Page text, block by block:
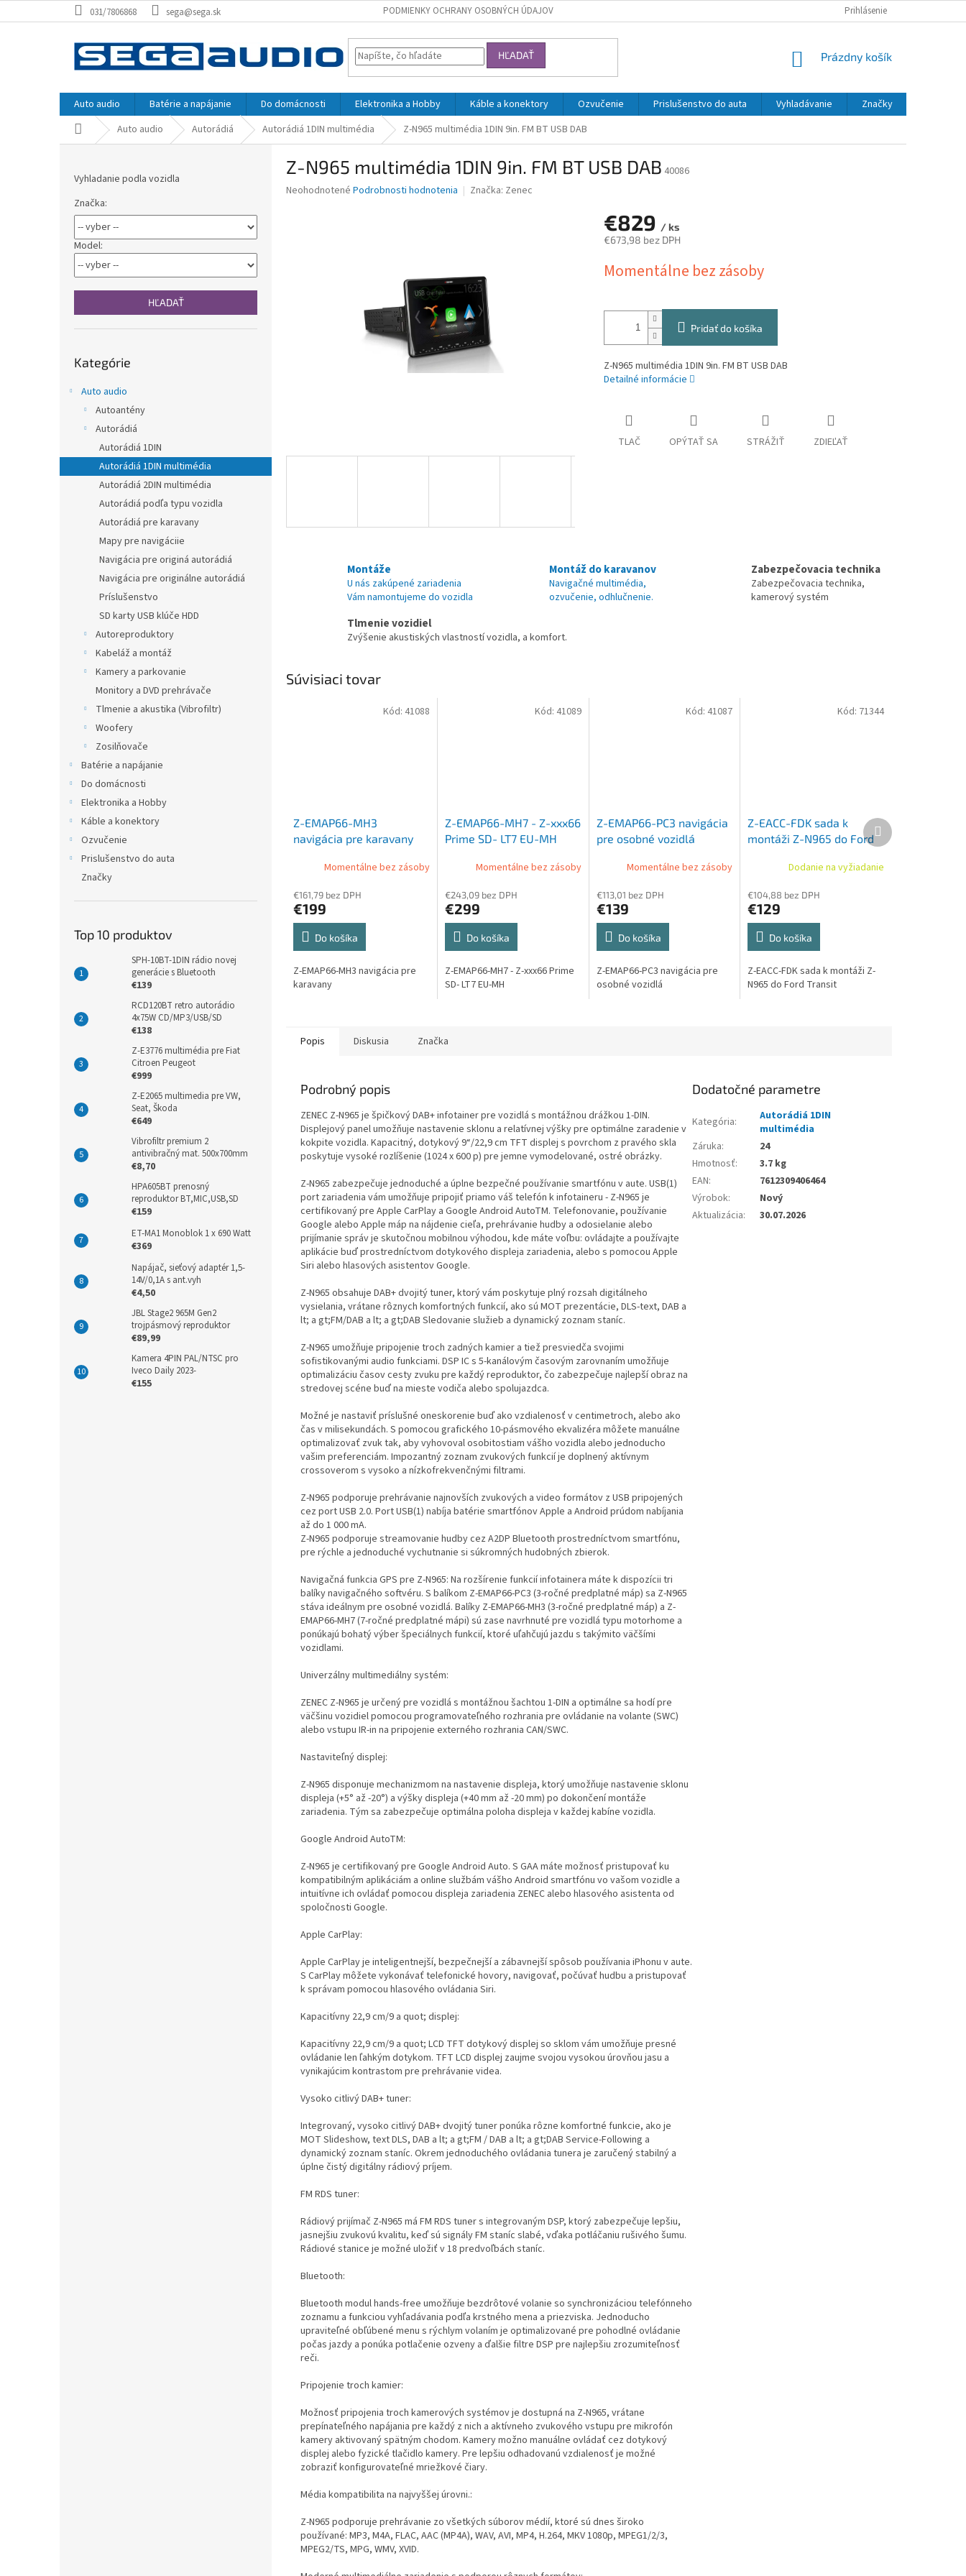
na
031/7806868 sega@sega.sk PODMIENKY OCHRANY OSOBNÝCH ÚDAJOV Prihlásenie
HĽADAŤ
NÁKUPNÝ
Prázdny košík
Auto audio Batérie a napájanie Do domácnosti Elektronika a Hobby Káble a konektory Ozvučenie Prislušenstvo do auta Vyhladávanie
Značky
DomovAuto audio Autorádiá Autorádiá 1DIN multimédia Z-N965 multimédia 1DIN 9in. FM BT USB DAB
Vyhladanie podla vozidla
Značka:
Model:
HĽADAŤ
kategórie
Kategórie
Auto audio
Autoantény
Autorádiá
Autorádiá 1DIN
Autorádiá 1DIN multimédia
Autorádiá 2DIN multimédia
Autorádiá podľa typu vozidla
Autorádiá pre karavany
Mapy pre navigáciie
Navigácia pre originá autorádiá
Navigácia pre originálne autorádiá
Príslušenstvo
SD karty USB klúče HDD
Autoreproduktory
Kabeláž a montáž
Kamery a parkovanie
Monitory a DVD prehrávače
Tlmenie a akustika (Vibrofiltr)
Woofery
Zosilňovače
Batérie a napájanie
Do domácnosti
Elektronika a Hobby
Káble a konektory
Ozvučenie
Prislušenstvo do auta
Značky
Top 10 produktov
SPH-10BT-1DIN rádio novej
generácie s Bluetooth
€139
RCD120BT retro autorádio
4x75W CD/MP3/USB/SD
€138
Z-E3776 multimédia pre Fiat
Citroen Peugeot
€999
Z-E2065 multimedia pre VW,
Seat, Škoda
€649
Vibrofiltr premium 2
antivibračný mat. 500x700mm
€8,70
HPA605BT prenosný
reproduktor BT,MIC,USB,SD
€159
ET-MA1 Monoblok 1 x 690 Watt
€369
Napájač, sieťový adaptér 1,5-
14V/0,1A s ant.vyh
€4,50
JBL Stage2 965M Gen2
trojpásmový reproduktor
€89,99
Kamera 4PIN PAL/NTSC pro
Iveco Daily 2023-
€155
Z-N965 multimédia 1DIN 9in. FM BT USB DAB 40086
Priemerné
Neohodnotené Podrobnosti hodnotenia Značka: Zenec
€829 / ks
€673,98 bez DPH
cena:
Momentálne bez zásoby
Pridať do košíka
Z-N965 multimédia 1DIN 9in. FM BT USB DAB
Detailné informácie
TLAČ OPÝTAŤ SA STRÁŽIŤ ZDIEĽAŤ
Montáže
U nás zakúpené zariadenia
Vám namontujeme do vozidla
Montáž do karavanov
Navigačné multimédia,
ozvučenie, odhlučnenie.
Zabezpečovacia technika
Zabezpečovacia technika,
kamerový systém
Tlmenie vozidiel
Zvýšenie akustiských vlastností vozidla, a komfort.
Súvisiaci tovar
Z-EMAP66-MH3
navigácia pre karavany
Momentálne bez zásoby
€161,79 bez DPH
€199
Do košíka
Z-EMAP66-MH3 navigácia pre
karavany
Kód: 41088
Z-EMAP66-MH7 - Z-xxx66
Prime SD- LT7 EU-MH
Momentálne bez zásoby
€243,09 bez DPH
€299
Do košíka
Z-EMAP66-MH7 - Z-xxx66 Prime
SD- LT7 EU-MH
Kód: 41089
Z-EMAP66-PC3 navigácia
pre osobné vozidlá
Momentálne bez zásoby
€113,01 bez DPH
€139
Do košíka
Z-EMAP66-PC3 navigácia pre
osobné vozidlá
Kód: 41087
Z-EACC-FDK sada k
montáži Z-N965 do Ford
Dodanie na vyžiadanie
€104,88 bez DPH
€129
Do košíka
Z-EACC-FDK sada k montáži Z-
N965 do Ford Transit
Kód: 71344
Ďalší
produkt
Popis Diskusia Značka
Podrobný popis
ZENEC Z-N965 je špičkový DAB+ infotainer pre vozidlá s montážnou drážkou 1-DIN.
Displejový panel umožňuje nastavenie sklonu a relatívnej výšky pre optimálne zaradenie v
kokpite vozidla. Kapacitný, dotykový 9“/22,9 cm TFT displej s povrchom z pravého skla
poskytuje vysoké rozlíšenie (1024 x 600 p) pre jemne vymodelované, ostré obrázky.
Z-N965 zabezpečuje jednoduché a úplne bezpečné používanie smartfónu v aute. USB(1)
port zariadenia vám umožňuje pripojiť priamo váš telefón k infotaineru - Z-N965 je
certifikovaný pre Apple CarPlay a Google Android AutoTM. Telefonovanie, používanie
Google alebo Apple máp na nájdenie cieľa, prehrávanie hudby a odosielanie alebo
prijímanie správ je skutočnou mobilnou výhodou, kde máte voľbu: ovládajte a používajte
aplikácie buď prostredníctvom dotykového displeja zariadenia, alebo s pomocou Apple
Siri alebo hlasových asistentov Google.
Z-N965 obsahuje DAB+ dvojitý tuner, ktorý vám poskytuje plný rozsah digitálneho
vysielania, vrátane rôznych komfortných funkcií, ako sú MOT prezentácie, DLS-text, DAB a
lt; a gt;FM/DAB a lt; a gt;DAB Sledovanie služieb a dynamický zoznam staníc.
Z-N965 umožňuje pripojenie troch zadných kamier a tiež presviedča svojimi
sofistikovanými audio funkciami. DSP IC s 5-kanálovým časovým zarovnaním umožňuje
optimalizáciu časov cesty zvuku pre každý reproduktor, čo zabezpečuje najlepší obraz na
stredovej scéne buď na mieste vodiča alebo spolujazdca.
Možné je nastaviť príslušné oneskorenie buď ako vzdialenosť v centimetroch, alebo ako
čas v milisekundách. S pomocou grafického 10-pásmového ekvalizéra môžete manuálne
optimalizovať zvuk tak, aby vyhovoval osobitostiam vášho vozidla alebo jednoducho
vašim preferenciám. Impozantný zoznam zvukových funkcií je doplnený aktívnym
crossoverom s vysoko a nízkofrekvenčnými filtrami.
Z-N965 podporuje prehrávanie najnovších zvukových a video formátov z USB pripojených
cez port USB 2.0. Port USB(1) nabíja batérie smartfónov Apple a Android prúdom nabíjania
až do 1 000 mA.
Z-N965 podporuje streamovanie hudby cez A2DP Bluetooth prostredníctvom smartfónu,
pre rýchle a jednoduché vychutnanie si súkromných hudobných zbierok.
Navigačná funkcia GPS pre Z-N965: Na rozšírenie funkcií infotainera máte k dispozícii tri
balíky navigačného softvéru. S balíkom Z-EMAP66-PC3 (3-ročné predplatné máp) sa Z-N965
stáva ideálnym pre osobné vozidlá. Balíky Z-EMAP66-MH3 (3-ročné predplatné máp) a Z-
EMAP66-MH7 (7-ročné predplatné mápi) sú zase navrhnuté pre vozidlá typu motorhome a
ponúkajú bohatý výber špeciálnych funkcií, ktoré uľahčujú jazdu s takýmito väčšími
vozidlami.
Univerzálny multimediálny systém:
ZENEC Z-N965 je určený pre vozidlá s montážnou šachtou 1-DIN a optimálne sa hodí pre
väčšinu vozidiel pomocou programovateľného rozhrania pre ovládanie na volante (SWC)
alebo vstupu IR-in na pripojenie externého rozhrania CAN/SWC.
Nastaviteľný displej:
Z-N965 disponuje mechanizmom na nastavenie displeja, ktorý umožňuje nastavenie sklonu
displeja (+5° až -20°) a výšky displeja (+40 mm až -20 mm) po dokončení montáže
zariadenia. Tým sa zabezpečuje optimálna poloha displeja v každej kabíne vozidla.
Google Android AutoTM:
Z-N965 je certifikovaný pre Google Android Auto. S GAA máte možnosť pristupovať ku
kompatibilným aplikáciám a online službám vášho Android smartfónu vo vašom vozidle a
intuitívne ich ovládať pomocou displeja zariadenia ZENEC alebo hlasového asistenta od
spoločnosti Google.
Apple CarPlay:
Apple CarPlay je inteligentnejší, bezpečnejší a zábavnejší spôsob používania iPhonu v aute.
S CarPlay môžete vykonávať telefonické hovory, navigovať, počúvať hudbu a pristupovať
k správam pomocou hlasového ovládania Siri.
Kapacitívny 22,9 cm/9 a quot; displej:
Kapacitívny 22,9 cm/9 a quot; LCD TFT dotykový displej so sklom vám umožňuje presné
ovládanie len ľahkým dotykom. TFT LCD displej zaujme svojou vysokou úrovňou jasu a
vynikajúcim kontrastom pre prehrávanie videa.
Vysoko citlivý DAB+ tuner:
Integrovaný, vysoko citlivý DAB+ dvojitý tuner ponúka rôzne komfortné funkcie, ako je
MOT Slideshow, text DLS, DAB a lt; a gt;FM / DAB a lt; a gt;DAB Service-Following a
dynamický zoznam staníc. Okrem jednoduchého ovládania tunera je zaručený stabilný a
úplne čistý digitálny rádiový príjem.
FM RDS tuner:
Rádiový prijímač Z-N965 má FM RDS tuner s integrovaným DSP, ktorý zabezpečuje lepšiu,
jasnejšiu zvukovú kvalitu, keď sú signály FM staníc slabé, vďaka potláčaniu rušivého šumu.
Rádiové stanice je možné uložiť v 18 predvoľbách staníc.
Bluetooth:
Bluetooth modul hands-free umožňuje bezdrôtové volanie so synchronizáciou telefónneho
zoznamu a funkciou vyhľadávania podľa krstného mena a priezviska. Jednoducho
upraviteľné obľúbené menu s rýchlym volaním je optimalizované pre pohodlné ovládanie
počas jazdy a ponúka potlačenie ozveny a ďalšie filtre DSP pre najlepšiu zrozumiteľnosť
reči.
Pripojenie troch kamier:
Možnosť pripojenia troch kamerových systémov je dostupná na Z-N965, vrátane
prepínateľného napájania pre každý z nich a aktívneho zvukového vstupu pre mikrofón
kamery aktivovaný spätným chodom. Kamery možno manuálne ovládať cez dotykový
displej alebo fyzické tlačidlo kamery. Pre lepšiu odhadovanú vzdialenosť je možné
zobraziť konfigurovateľné mriežkové čiary.
Média kompatibilita na najvyššej úrovni.:
Z-N965 podporuje prehrávanie zo všetkých súborov médií, ktoré sú dnes široko
používané: MP3, M4A, FLAC, AAC (MP4A), WAV, AVI, MP4, H.264, MKV 1080p, MPEG1/2/3,
MPEG2/TS, MPG, WMV, XVID.
Dodatočné parametre
Kategória:
Autorádiá 1DIN
multimédia
Záruka:
24
Hmotnosť:
3.7 kg
EAN:
7612309406464
Výrobok:
Nový
Aktualizácia: 30.07.2026